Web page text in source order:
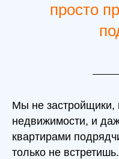
просто
Мы не застройщики,
недвижимости, и
квартирами
только не